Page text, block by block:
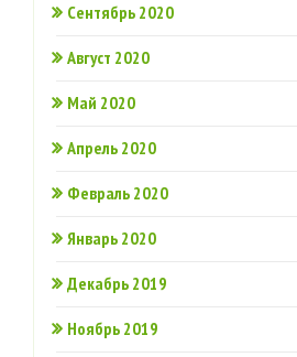
Сентябрь 2020
Август 2020
Май 2020
Апрель 2020
Февраль 2020
Январь 2020
Декабрь 2019
Ноябрь 2019